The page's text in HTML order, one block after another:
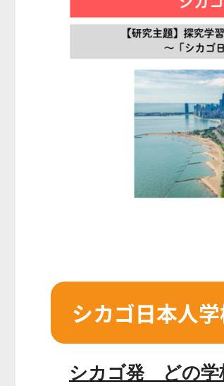
シカゴ日本人
シカゴ発 どの学